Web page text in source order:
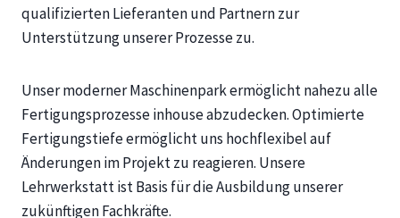
qualifizierten Lieferanten und Partnern zur
Unterstützung unserer Prozesse zu.
Unser moderner Maschinenpark ermöglicht nahezu alle
Fertigungsprozesse inhouse abzudecken. Optimierte
Fertigungstiefe ermöglicht uns hochflexibel auf
Änderungen im Projekt zu reagieren. Unsere
Lehrwerkstatt ist Basis für die Ausbildung unserer
zukünftigen Fachkräfte.